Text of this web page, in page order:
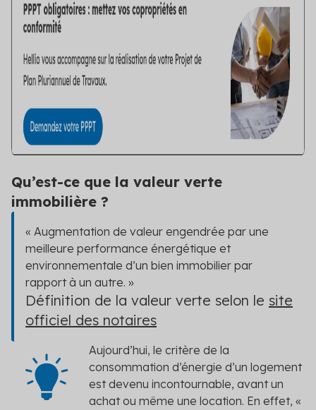
Qu’est-ce que la valeur verte
immobilière ?
« Augmentation de valeur engendrée par une
meilleure performance énergétique et
environnementale d’un bien immobilier par
rapport à un autre. »
Définition de la valeur verte selon le site
officiel des notaires
Aujourd’hui, le critère de la
consommation d’énergie d’un logement
est devenu incontournable, avant un
achat ou même une location. En effet, «